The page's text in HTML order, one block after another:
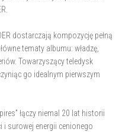
dostarczają kompozycję pełną
tematy albumu: władzę,
Towarzyszący teledysk
go idealnym pierwszym
łączy niemal 20 lat historii
i surowej energii cenionego